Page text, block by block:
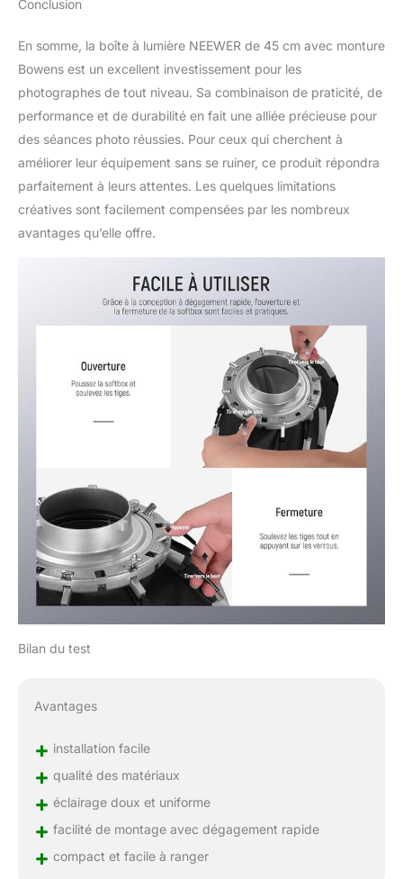
Conclusion
En somme, la boîte à lumière NEEWER de 45 cm avec monture
Bowens est un excellent investissement pour les
photographes de tout niveau. Sa combinaison de praticité, de
performance et de durabilité en fait une alliée précieuse pour
des séances photo réussies. Pour ceux qui cherchent à
améliorer leur équipement sans se ruiner, ce produit répondra
parfaitement à leurs attentes. Les quelques limitations
créatives sont facilement compensées par les nombreux
avantages qu’elle offre.
Bilan du test
Avantages
+ installation facile
+ qualité des matériaux
+ éclairage doux et uniforme
+ facilité de montage avec dégagement rapide
+ compact et facile à ranger